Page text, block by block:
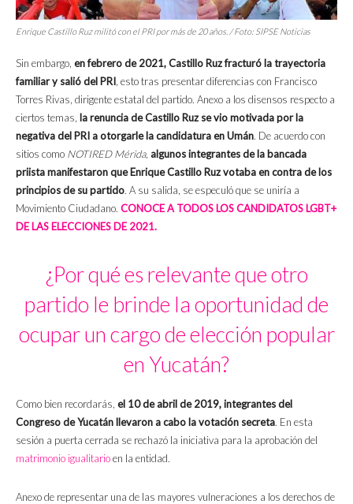
Enrique Castillo Ruz militó con el PRI por más de 20 años. / Foto: SIPSE Noticias
Sin embargo, en febrero de 2021, Castillo Ruz fracturó la trayectoria
familiar y salió del PRI , esto tras presentar diferencias con Francisco
Torres Rivas, dirigente estatal del partido. Anexo a los disensos respecto a
ciertos temas, la renuncia de Castillo Ruz se vio motivada por la
negativa del PRI a otorgarle la candidatura en Umán. De acuerdo con
sitios como NOTIRED Mérida, algunos integrantes de la bancada
priista manifestaron que Enrique Castillo Ruz votaba en contra de los
principios de su partido. A su salida, se especuló que se uniría a
Movimiento Ciudadano. CONOCE A TODOS LOS CANDIDATOS LGBT+
DE LAS ELECCIONES DE 2021.
¿Por qué es relevante que otro
partido le brinde la oportunidad de
ocupar un cargo de elección popular
en Yucatán?
Como bien recordarás, el 10 de abril de 2019, integrantes del
Congreso de Yucatán llevaron a cabo la votación secreta. En esta
sesión a puerta cerrada se rechazó la iniciativa para la aprobación del
matrimonio igualitarioen la entidad.
Anexo de representar una de las mayores vulneraciones a los derechos de